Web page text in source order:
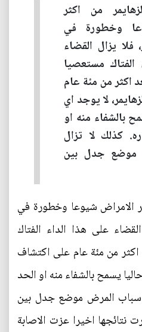
من اكثر
وخطورة في
فلا يزال القضاء
الفتاك مستعصيا
اكثر من مئة عام
لا يوجد اي
بالشفاء منه او
كذلك لا تزال
موضع جدل بين
الامراض شيوعا وخطورة في
على هذا الداء الفتاك
من مئة عام على اكتشاف
يسمح بالشفاء منه او الحد
المرض موضع جدل بين
نتائجها اخيرا عزت الاصابة